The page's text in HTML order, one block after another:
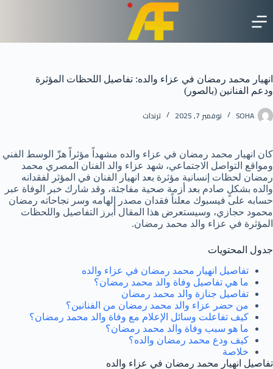
إلى
المحتوى
انهيار محمد رمضان في عزاء والده: تفاصيل اللحظات المؤثرة
ودعم الفنانين (بالصور)
SOHA نوفمبر 7, 2025 ترندات
كان انهيار محمد رمضان في عزاء والده مشهداً مؤثراً هزّ الوسط الفني
ومواقع التواصل الاجتماعي، شهد عزاء والد الفنان المصري محمد
رمضان لحظات إنسانية مؤثرة بعد انهيار الفنان في المؤثر لفقدانه
والده بشكلٍ صادم بعد أزمة صحية مفاجئة، وقد شارك خبر الوفاة عبر
حسابه على فيسبوك معلناً فقدان مصدر إلهامه وسر نجاحاته رمضان
محمود حجازي، وسيستعرض هذا المقال أبرز التفاصيل واللحظات
المؤثرة في عزاء والد محمد رمضان.
جدول المحتويات
تفاصيل انهيار محمد رمضان في عزاء والده
ما هي تفاصيل وفاة والد محمد رمضان؟
تفاصيل جنازة والد محمد رمضان
من حضر عزاء والد محمد رمضان من الفنانين؟
كيف تفاعلت وسائل الإعلام مع وفاة والد محمد رمضان؟
ما هو سبب وفاة والد محمد رمضان؟
كيف ودع محمد رمضان والده؟
خلاصة
تفاصيل انهيار محمد رمضان في عزاء والده